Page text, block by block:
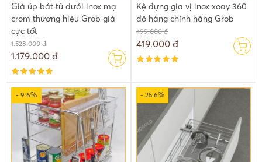
Giá úp bát tủ dưới inox mạ
crom thương hiệu Grob giá
cực tốt
1.528.000 đ
1.179.000 đ
Kệ đựng gia vị inox xoay 360
độ hàng chính hãng Grob
499.000 đ
419.000 đ
- 9.6% - 25.6%